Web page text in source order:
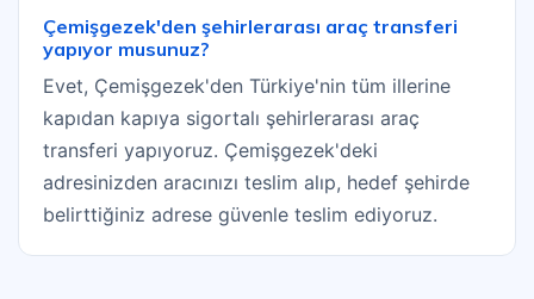
Çemişgezek'den şehirlerarası araç transferi
yapıyor musunuz?
Evet, Çemişgezek'den Türkiye'nin tüm illerine
kapıdan kapıya sigortalı şehirlerarası araç
transferi yapıyoruz. Çemişgezek'deki
adresinizden aracınızı teslim alıp, hedef şehirde
belirttiğiniz adrese güvenle teslim ediyoruz.